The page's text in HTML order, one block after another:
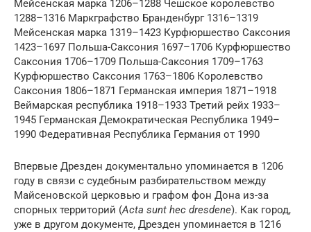
Мейсенская марка 1206–1288 Чешское королевство
1288–1316 Маркграфство Бранденбург 1316–1319
Мейсенская марка 1319–1423 Курфюршество Саксония
1423–1697 Польша-Саксония 1697–1706 Курфюршество
Саксония 1706–1709 Польша-Саксония 1709–1763
Курфюршество Саксония 1763–1806 Королевство
Саксония 1806–1871 Германская империя 1871–1918
Веймарская республика 1918–1933 Третий рейх 1933–
1945 Германская Демократическая Республика 1949–
1990 Федеративная Республика Германия от 1990
Впервые Дрезден документально упоминается в 1206
году в связи с судебным разбирательством между
Майсеновской церковью и графом фон Дона из-за
спорных территорий (Acta sunt hec dresdene). Как город,
уже в другом документе, Дрезден упоминается в 1216